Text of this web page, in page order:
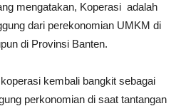
mengatakan, Koperasi adalah
dari perekonomian UMKM di
di Provinsi Banten.
kembali bangkit sebagai
perkonomian di saat tantangan